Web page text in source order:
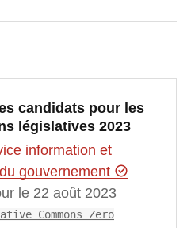
candidats pour les
législatives 2023
information et
gouvernement
le 22 août 2023
Commons Zero